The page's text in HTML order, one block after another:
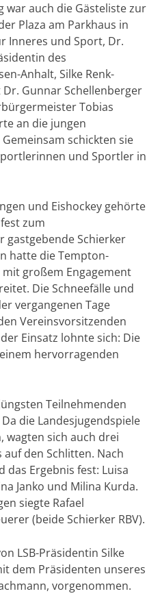
war auch die Gästeliste zur
Plaza am Parkhaus in
Inneres und Sport, Dr.
des
Anhalt, Silke Renk-
Gunnar Schellenberger
Tobias
an die jungen
schickten sie
und Sportler in
und Eishockey gehörte
zum
gastgebende Schierker
hatte die Tempton-
großem Engagement
Die Schneefälle und
vergangenen Tage
Vereinsvorsitzenden
Einsatz lohnte sich: Die
hervorragenden
Teilnehmenden
die Landesjugendspiele
wagten sich auch drei
den Schlitten. Nach
Ergebnis fest: Luisa
Janko und Milina Kurda.
siegte Rafael
(beide Schierker RBV).
LSB-Präsidentin Silke
dem Präsidenten unseres
vorgenommen.